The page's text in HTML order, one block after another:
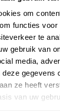
om
functies
te
gebruik van
media,
deze gegevens
ze heeft
van uw